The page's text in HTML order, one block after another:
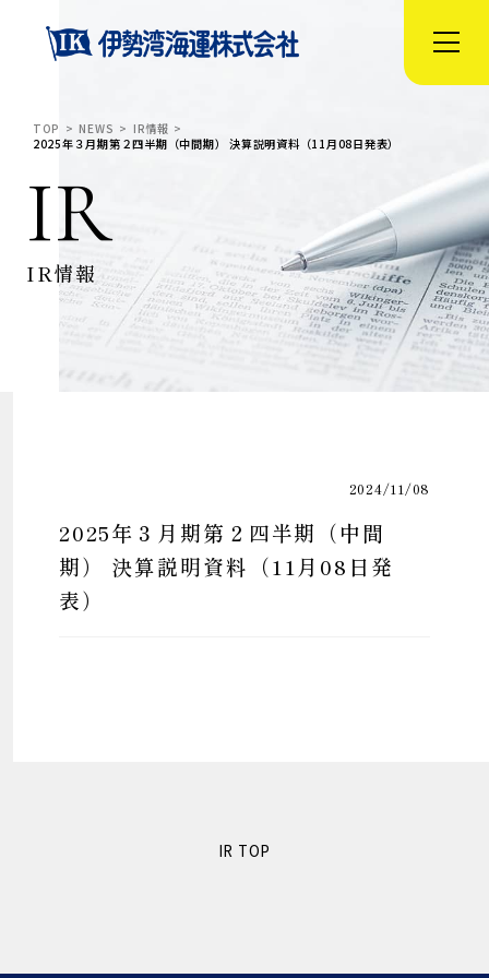
TOP NEWS
IR情報
2025年３月期第２四半期（中間期） 決算説明資料（11月08日発表）
IR
IR情報
2024/11/08
2025年３月期第２四半期（中間
期） 決算説明資料（11月08日発
表）
IR TOP